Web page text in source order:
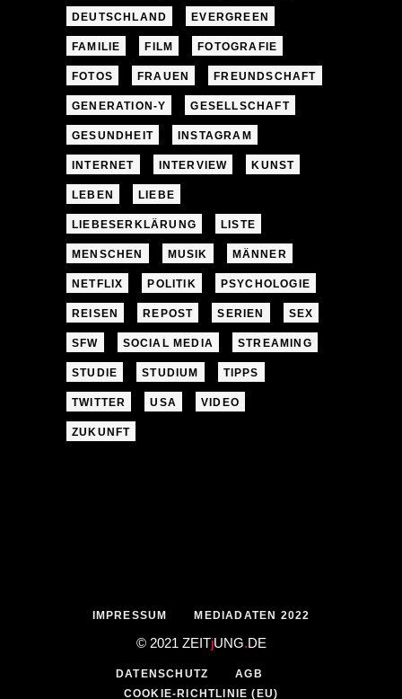
DEUTSCHLAND EVERGREEN
FAMILIE FILM FOTOGRAFIE
FOTOS FRAUEN FREUNDSCHAFT
GENERATION-Y GESELLSCHAFT
GESUNDHEIT INSTAGRAM
INTERNET INTERVIEW KUNST
LEBEN LIEBE
LIEBESERKLÄRUNG LISTE
MENSCHEN MUSIK MÄNNER
NETFLIX POLITIK PSYCHOLOGIE
REISEN REPOST SERIEN SEX
SFW SOCIAL MEDIA STREAMING
STUDIE STUDIUM TIPPS
TWITTER USA VIDEO
ZUKUNFT
IMPRESSUM MEDIADATEN 2022
© 2021 ZEITjUNG.DE
DATENSCHUTZ
AGB
COOKIE-RICHTLINIE (EU)